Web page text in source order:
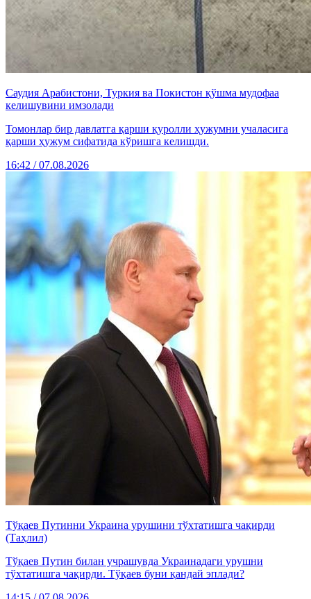
Саудия Арабистони, Туркия ва Покистон қўшма мудофаа
келишувини имзолади
Томонлар бир давлатга қарши қуролли ҳужумни учаласига
қарши ҳужум сифатида кўришга келишди.
16:42 / 07.08.2026
Тўқаев Путинни Украина урушини тўхтатишга чақирди
(Таҳлил)
Тўқаев Путин билан учрашувда Украинадаги урушни
тўхтатишга чақирди. Тўқаев буни қандай эплади?